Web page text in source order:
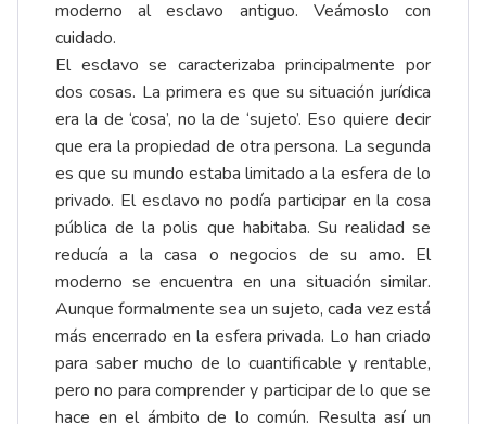
moderno al esclavo antiguo. Veámoslo con
cuidado.
El esclavo se caracterizaba principalmente por
dos cosas. La primera es que su situación jurídica
era la de ‘cosa’, no la de ‘sujeto’. Eso quiere decir
que era la propiedad de otra persona. La segunda
es que su mundo estaba limitado a la esfera de lo
privado. El esclavo no podía participar en la cosa
pública de la polis que habitaba. Su realidad se
reducía a la casa o negocios de su amo. El
moderno se encuentra en una situación similar.
Aunque formalmente sea un sujeto, cada vez está
más encerrado en la esfera privada. Lo han criado
para saber mucho de lo cuantificable y rentable,
pero no para comprender y participar de lo que se
hace en el ámbito de lo común. Resulta así un